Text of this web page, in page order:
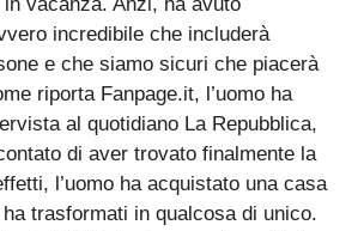
vacanza. Anzi, ha avuto
incredibile che includerà
e che siamo sicuri che piacerà
riporta Fanpage.it, l’uomo ha
al quotidiano La Repubblica,
di aver trovato finalmente la
l’uomo ha acquistato una casa
trasformati in qualcosa di unico.